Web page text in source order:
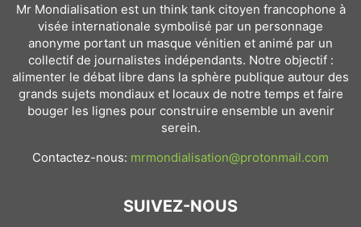
Mr Mondialisation est un think tank citoyen francophone à
visée internationale symbolisé par un personnage
anonyme portant un masque vénitien et animé par un
collectif de journalistes indépendants. Notre objectif :
alimenter le débat libre dans la sphère publique autour des
grands sujets mondiaux et locaux de notre temps et faire
bouger les lignes pour construire ensemble un avenir
serein.
Contactez-nous: mrmondialisation@protonmail.com
SUIVEZ-NOUS